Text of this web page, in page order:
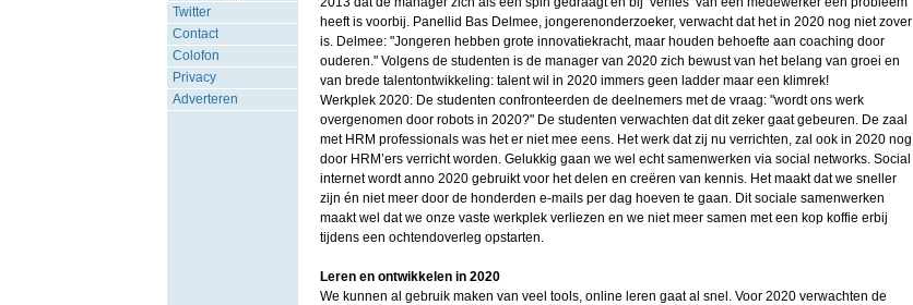
Twitter
Contact
Colofon
Privacy
Adverteren
heeft is voorbij. Panellid Bas Delmee, jongerenonderzoeker, verwacht dat het in 2020 nog niet zover
is. Delmee: "Jongeren hebben grote innovatiekracht, maar houden behoefte aan coaching door
ouderen." Volgens de studenten is de manager van 2020 zich bewust van het belang van groei en
van brede talentontwikkeling: talent wil in 2020 immers geen ladder maar een klimrek!
Werkplek 2020: De studenten confronteerden de deelnemers met de vraag: "wordt ons werk
overgenomen door robots in 2020?" De studenten verwachten dat dit zeker gaat gebeuren. De zaal
met HRM professionals was het er niet mee eens. Het werk dat zij nu verrichten, zal ook in 2020 nog
door HRM’ers verricht worden. Gelukkig gaan we wel echt samenwerken via social networks. Social
internet wordt anno 2020 gebruikt voor het delen en creëren van kennis. Het maakt dat we sneller
zijn én niet meer door de honderden e-mails per dag hoeven te gaan. Dit sociale samenwerken
maakt wel dat we onze vaste werkplek verliezen en we niet meer samen met een kop koffie erbij
tijdens een ochtendoverleg opstarten.
Leren en ontwikkelen in 2020
We kunnen al gebruik maken van veel tools, online leren gaat al snel. Voor 2020 verwachten de